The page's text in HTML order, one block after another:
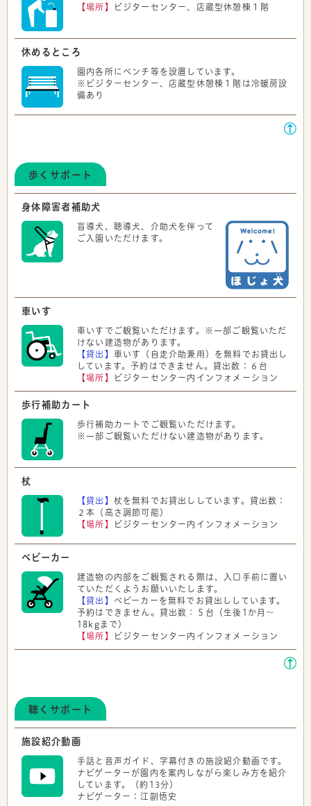
【場所】
ビジターセンター、店蔵型休憩棟１階
休めるところ
園内各所にベンチ等を設置しています。
※ビジターセンター、店蔵型休憩棟１階は冷暖房設
備あり
歩くサポート
身体障害者補助犬
盲導犬、聴導犬、介助犬を伴って
ご入園いただけます。
車いす
車いすでご観覧いただけます。※一部ご観覧いただ
けない建造物があります。
【貸出】 車いす（自走介助兼用）を無料でお貸出し
しています。予約はできません。貸出数：６台
【場所】
ビジターセンター内インフォメーション
歩行補助カート
歩行補助カートでご観覧いただけます。
※一部ご観覧いただけない建造物があります。
杖
【貸出】 杖を無料でお貸出ししています。貸出数：
２本（高さ調節可能）
【場所】
ビジターセンター内インフォメーション
ベビーカー
建造物の内部をご観覧される際は、入口手前に置い
ていただくようお願いいたします。
【貸出】 ベビーカーを無料でお貸出ししています。
予約はできません。貸出数：５台（生後1か月～
18kgまで）
【場所】
ビジターセンター内インフォメーション
聴くサポート
施設紹介動画
手話と音声ガイド、字幕付きの施設紹介動画です。
ナビゲーターが園内を案内しながら楽しみ方を紹介
しています。（約13分）
ナビゲーター：江副悟史